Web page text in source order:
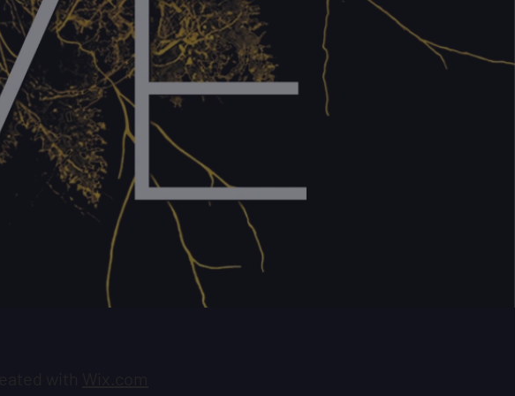
von Ihnen benannter Dritter, der nicht
der Beförderer ist, die Waren in Besitz
genommen haben, bzw. hat.
Um das Widerrufsrecht auszuüben müssen
Sie uns (THE SEER, info@theseer.de)
mittels einer eindeutigen Erklärung
(z.B. ein mit der Post versandter Brief
an die Versandadresse auf der
Warensendung oder per E-Mail) über
Ihren Entschluss, diesen Vertrag zu
widerrufen, informieren. Die Form
dieses Widerrufs ist frei, bitte
beziehen Sie sich auf die
Rechnungsnummer.
Zur Wahrung der Widerrufsfrist reicht
es aus, dass Sie die Mitteilung über
die Ausübung der Widerrufsrechts vor